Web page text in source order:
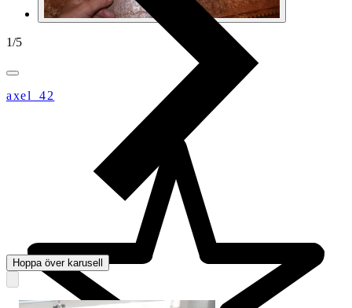
1/5
axel_42
Hoppa över karusell